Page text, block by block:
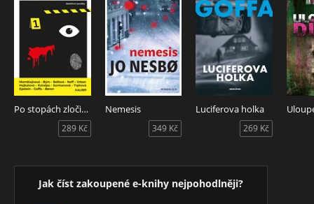
Po stopách zločinů
289 Kč
Nemesis
349 Kč
Luciferova holka
269 Kč
Jak číst zakoupené e-knihy nejpohodlněji?